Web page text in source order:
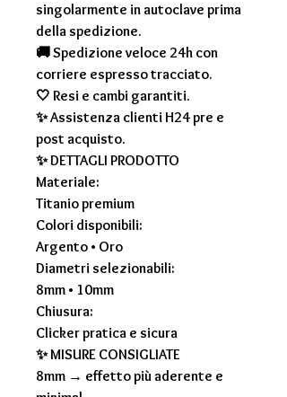
singolarmente in autoclave prima
della spedizione.
🚚 Spedizione veloce 24h con
corriere espresso tracciato.
🤍 Resi e cambi garantiti.
✨ Assistenza clienti H24 pre e
post acquisto.
✨ DETTAGLI PRODOTTO
Materiale:
Titanio premium
Colori disponibili:
Argento • Oro
Diametri selezionabili:
8mm • 10mm
Chiusura:
Clicker pratica e sicura
✨ MISURE CONSIGLIATE
8mm → effetto più aderente e